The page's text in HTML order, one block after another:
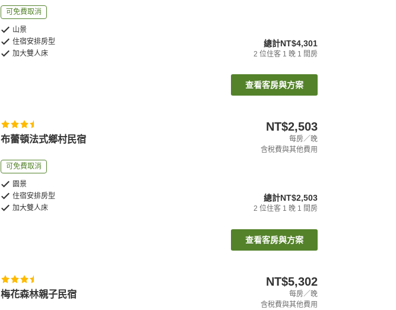
可免費取消
山景
住宿安排房型
加大雙人床
總計NT$4,301
2 位住客 1 晚 1 間房
查看客房與方案
布蕾頓法式鄉村民宿
可免費取消
園景
住宿安排房型
加大雙人床
NT$2,503
每房／晚
含稅費與其他費用
總計NT$2,503
2 位住客 1 晚 1 間房
查看客房與方案
梅花森林親子民宿
NT$5,302
每房／晚
含稅費與其他費用